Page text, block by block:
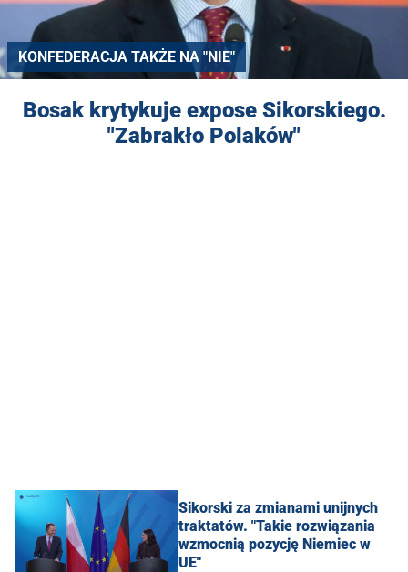
KONFEDERACJA TAKŻE NA "NIE"
Bosak krytykuje expose Sikorskiego.
"Zabrakło Polaków"
Sikorski za zmianami unijnych
traktatów. "Takie rozwiązania
wzmocnią pozycję Niemiec w
UE"